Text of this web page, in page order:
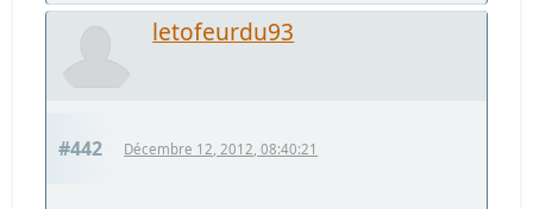
letofeurdu93
#442 Décembre 12, 2012, 08:40:21